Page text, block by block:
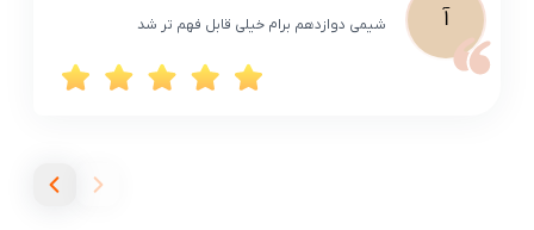
آ شیمی دوازدهم برام خیلی قابل فهم تر شد